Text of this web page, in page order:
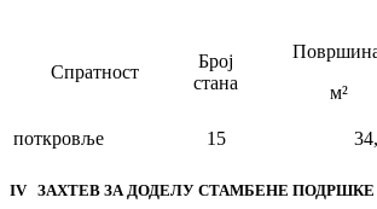
Спратност
Број
стана
м²
поткровље 15 34,73
IV ЗАХТЕВ ЗА ДОДЕЛУ СТАМБЕНЕ ПОДРШКЕ